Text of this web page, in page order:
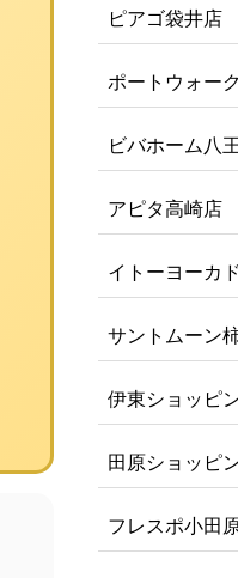
ピアゴ袋井店
ポートウォー
ビバホーム八
アピタ高崎店
イトーヨーカ
サントムーン
伊東ショッピ
田原ショッピ
フレスポ小田